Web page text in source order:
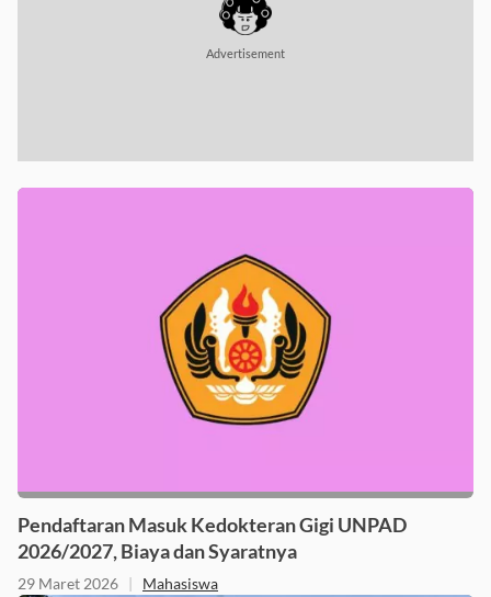
Advertisement
Pendaftaran Masuk Kedokteran Gigi UNPAD
2026/2027, Biaya dan Syaratnya
29 Maret 2026 | Mahasiswa